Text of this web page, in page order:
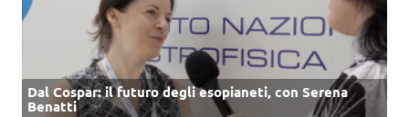
Dal Cospar: il futuro degli esopianeti, con Serena
Benatti